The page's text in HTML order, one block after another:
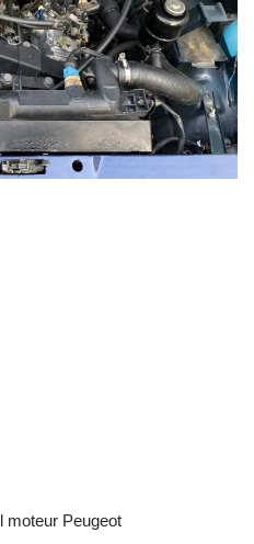
moteur Peugeot